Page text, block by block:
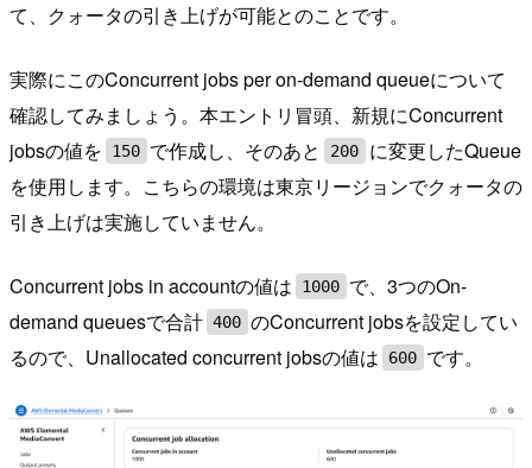
て、クォータの引き上げが可能とのことです。
実際にこのConcurrent jobs per on-demand queueについて
確認してみましょう。本エントリ冒頭、新規にConcurrent
jobsの値を
150 で作成し、そのあと 200
に変更したQueue
を使用します。こちらの環境は東京リージョンでクォータの
引き上げは実施していません。
Concurrent jobs in accountの値は 1000 で、3つのOn-
demand queuesで合計 400 のConcurrent jobsを設定してい
るので、Unallocated concurrent jobsの値は
600 です。